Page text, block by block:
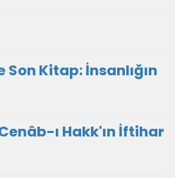
Kitap: İnsanlığın
ı Hakk'ın İftihar